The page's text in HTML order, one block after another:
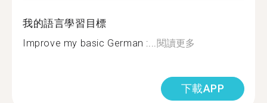
我的語言學習目標
Improve my basic German :... 閱讀更多
下載APP